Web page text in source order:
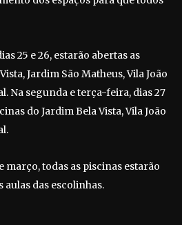
25 e 26, estarão abertas as
Jardim São Matheus, Vila João
Na segunda e terça-feira, dias 27
do Jardim Bela Vista, Vila João
março, todas as piscinas estarão
aulas das escolinhas.